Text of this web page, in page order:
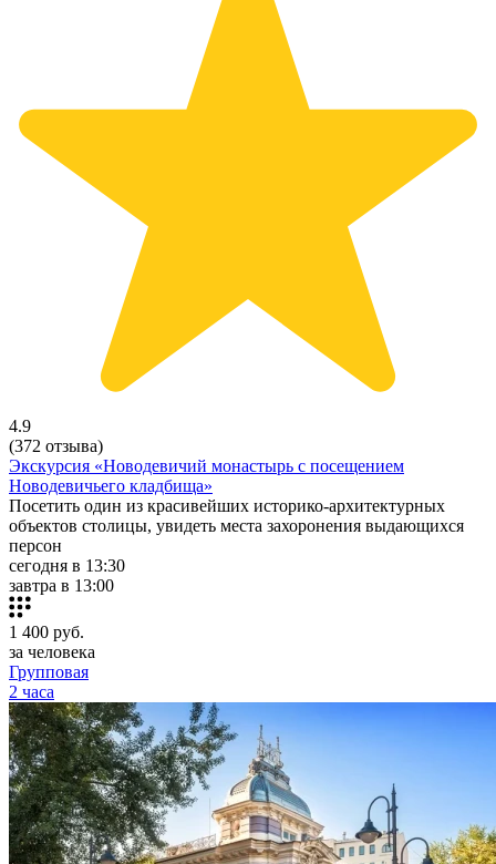
4.9
(372 отзыва)
Экскурсия «Новодевичий монастырь с посещением
Новодевичьего кладбища»
Посетить один из красивейших историко-архитектурных
объектов столицы, увидеть места захоронения выдающихся
персон
сегодня в 13:30
завтра в 13:00
1 400 руб.
за человека
Групповая
2 часа